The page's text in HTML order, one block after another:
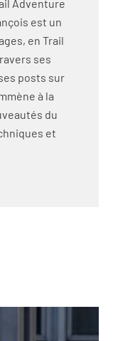
Adventure
est un
en Trail
ses
posts sur
à la
du
et